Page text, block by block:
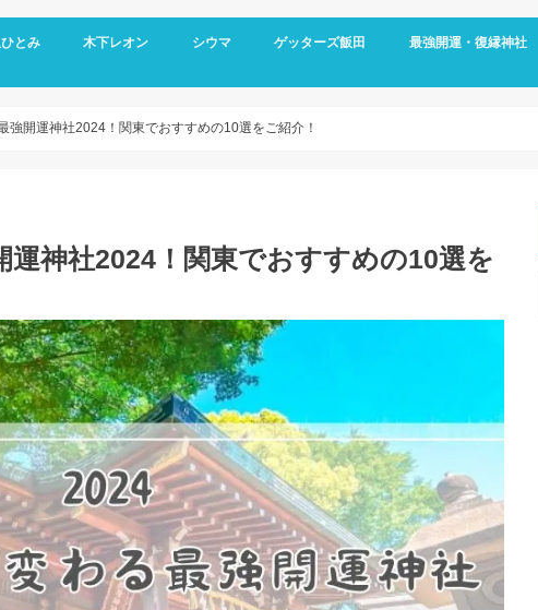
とみ 木下レオン シウマ ゲッターズ飯田 最強開運・復縁神社
強開運神社2024！関東でおすすめの10選をご紹介！
運神社2024！関東でおすすめの10選を